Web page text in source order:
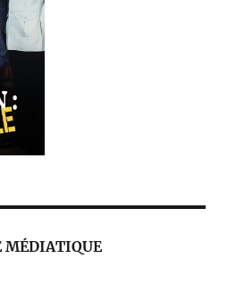
MÉDIATIQUE